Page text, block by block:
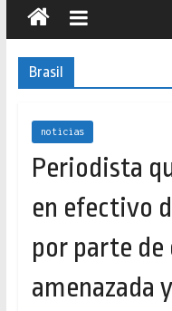
Brasil
noticias
Periodista
en efectivo
por parte de
amenazada